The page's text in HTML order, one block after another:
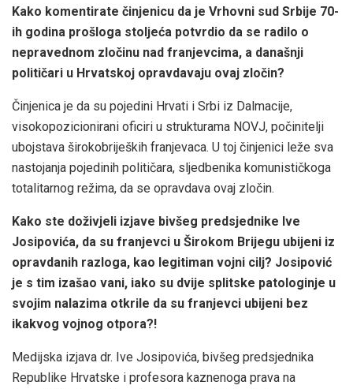
Kako komentirate činjenicu da je Vrhovni sud Srbije 70-
ih godina prošloga stoljeća potvrdio da se radilo o
nepravednom zločinu nad franjevcima, a današnji
političari u Hrvatskoj opravdavaju ovaj zločin?
Činjenica je da su pojedini Hrvati i Srbi iz Dalmacije,
visokopozicionirani oficiri u strukturama NOVJ, počinitelji
ubojstava širokobrijeških franjevaca. U toj činjenici leže sva
nastojanja pojedinih političara, sljedbenika komunističkoga
totalitarnog režima, da se opravdava ovaj zločin.
Kako ste doživjeli izjave bivšeg predsjednike Ive
Josipovića, da su franjevci u Širokom Brijegu ubijeni iz
opravdanih razloga, kao legitiman vojni cilj? Josipović
je s tim izašao vani, iako su dvije splitske patologinje u
svojim nalazima otkrile da su franjevci ubijeni bez
ikakvog vojnog otpora?!
Medijska izjava dr. Ive Josipovića, bivšeg predsjednika
Republike Hrvatske i profesora kaznenoga prava na